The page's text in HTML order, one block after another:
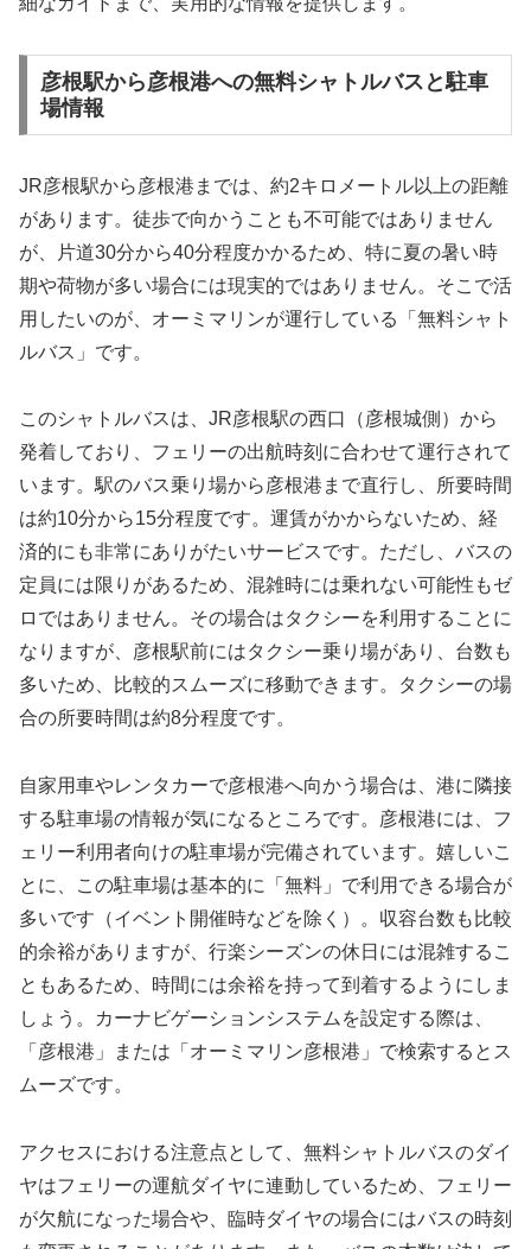
彦根駅から彦根港への無料シャトルバスと駐車
場情報
JR彦根駅から彦根港までは、約2キロメートル以上の距離
があります。徒歩で向かうことも不可能ではありません
が、片道30分から40分程度かかるため、特に夏の暑い時
期や荷物が多い場合には現実的ではありません。そこで活
用したいのが、オーミマリンが運行している「無料シャト
ルバス」です。
このシャトルバスは、JR彦根駅の西口（彦根城側）から
発着しており、フェリーの出航時刻に合わせて運行されて
います。駅のバス乗り場から彦根港まで直行し、所要時間
は約10分から15分程度です。運賃がかからないため、経
済的にも非常にありがたいサービスです。ただし、バスの
定員には限りがあるため、混雑時には乗れない可能性もゼ
ロではありません。その場合はタクシーを利用することに
なりますが、彦根駅前にはタクシー乗り場があり、台数も
多いため、比較的スムーズに移動できます。タクシーの場
合の所要時間は約8分程度です。
自家用車やレンタカーで彦根港へ向かう場合は、港に隣接
する駐車場の情報が気になるところです。彦根港には、フ
ェリー利用者向けの駐車場が完備されています。嬉しいこ
とに、この駐車場は基本的に「無料」で利用できる場合が
多いです（イベント開催時などを除く）。収容台数も比較
的余裕がありますが、行楽シーズンの休日には混雑するこ
ともあるため、時間には余裕を持って到着するようにしま
しょう。カーナビゲーションシステムを設定する際は、
「彦根港」または「オーミマリン彦根港」で検索するとス
ムーズです。
アクセスにおける注意点として、無料シャトルバスのダイ
ヤはフェリーの運航ダイヤに連動しているため、フェリー
が欠航になった場合や、臨時ダイヤの場合にはバスの時刻